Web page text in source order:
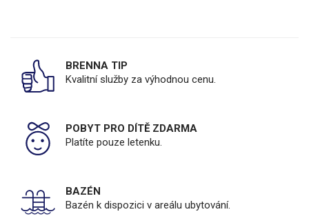
BRENNA TIP
Kvalitní služby za výhodnou cenu.
POBYT PRO DÍTĚ ZDARMA
Platíte pouze letenku.
BAZÉN
Bazén k dispozici v areálu ubytování.